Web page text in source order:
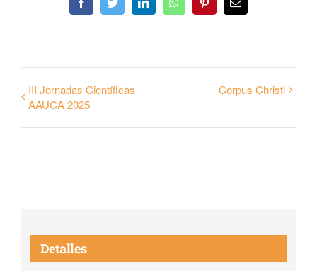
FacebookTwitterLinkedInWhatsAppPinterestEmail
III Jornadas Científicas
AAUCA 2025
Corpus Christi
Detalles